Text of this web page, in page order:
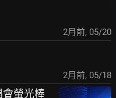
2月前, 05/20
2月前, 05/18
會螢光棒